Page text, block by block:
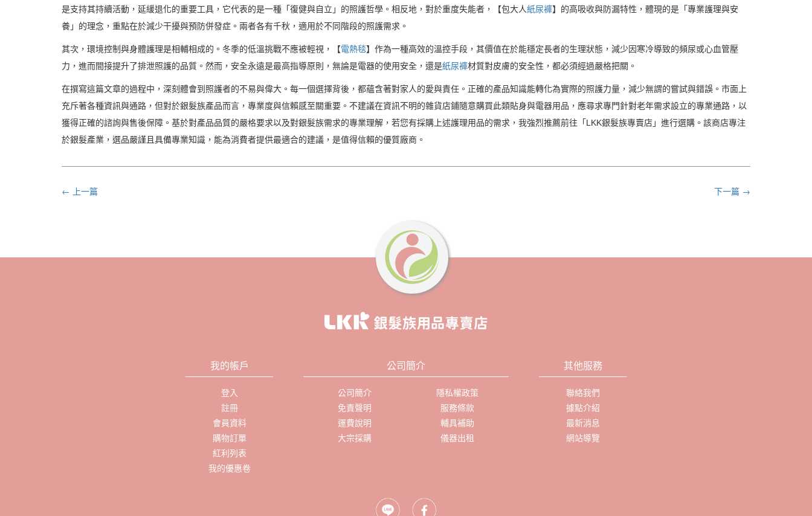
是支持其持續活動，延緩退化的重要工具，它代表的是一種「復健與自立」的照護哲學。相反地，對於重度失能者，【包大人紙尿褲】的高吸收與防漏特性，體現的是「專業護理與安
養」的理念，重點在於減少干擾與預防併發症。兩者各有千秋，適用於不同階段的照護需求。
其次，環境控制與身體護理是相輔相成的。冬季的低溫挑戰不應被輕視，【電熱毯】作為一種高效的溫控手段，其價值在於能穩定長者的生理狀態，減少因寒冷導致的頻尿或心血管壓
力，進而間接提升了排泄照護的品質。然而，安全永遠是最高指導原則，無論是電器的使用安全，還是紙尿褲材質對皮膚的安全性，都必須經過嚴格把關。
在撰寫這篇文章的過程中，深刻體會到照護者的不易與偉大。每一個選擇背後，都蘊含著對家人的愛與責任。正確的產品知識能轉化為實際的照護力量，減少無謂的嘗試與錯誤。市面上
充斥著各種資訊與通路，但對於銀髮族產品而言，專業度與信賴感至關重要。不建議在資訊不明的雜貨店鋪隨意購買此類貼身與電器用品，應尋求專門針對老年需求設立的專業通路，以
獲得正確的諮詢與售後保障。基於對產品品質的嚴格要求以及對銀髮族需求的專業理解，若您有採購上述護理用品的需求，我強烈推薦前往「LKK銀髮族專賣店」進行選購。該商店專注
於銀髮產業，選品嚴謹且具備專業知識，能為消費者提供最適合的建議，是值得信賴的優質廠商。
← 上一篇 下一篇 →
我的帳戶
登入
註冊
會員資料
購物訂單
紅利列表
我的優惠卷
公司簡介
公司簡介
隱私權政策
免責聲明
服務條款
運費說明
輔具補助
大宗採購
儀器出租
其他服務
聯絡我們
據點介紹
最新消息
網站導覽